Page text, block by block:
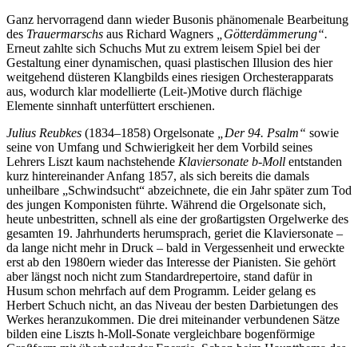
Ganz hervorragend dann wieder Busonis phänomenale Bearbeitung
des Trauermarschs aus Richard Wagners
„Götterdämmerung“.
Erneut zahlte sich Schuchs Mut zu extrem leisem Spiel bei der
Gestaltung einer dynamischen, quasi plastischen Illusion des hier
weitgehend düsteren Klangbilds eines riesigen Orchesterapparats
aus, wodurch klar modellierte (Leit-)Motive durch flächige
Elemente sinnhaft unterfüttert erschienen.
Julius Reubkes (1834–1858) Orgelsonate Der 94. Psalm“ sowie
seine von Umfang und Schwierigkeit her dem Vorbild seines
Lehrers Liszt kaum nachstehende Klaviersonate b-Moll entstanden
kurz hintereinander Anfang 1857, als sich bereits die damals
unheilbare „Schwindsucht“ abzeichnete, die ein Jahr später zum Tod
des jungen Komponisten führte. Während die Orgelsonate sich,
heute unbestritten, schnell als eine der großartigsten Orgelwerke des
gesamten 19. Jahrhunderts herumsprach, geriet die Klaviersonate –
da lange nicht mehr in Druck – bald in Vergessenheit und erweckte
erst ab den 1980ern wieder das Interesse der Pianisten. Sie gehört
aber längst noch nicht zum Standardrepertoire, stand dafür in
Husum schon mehrfach auf dem Programm. Leider gelang es
Herbert Schuch nicht, an das Niveau der besten Darbietungen des
Werkes heranzukommen. Die drei miteinander verbundenen Sätze
bilden eine Liszts h-Moll-Sonate vergleichbare bogenförmige